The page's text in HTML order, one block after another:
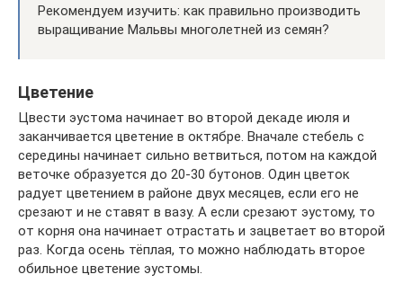
Рекомендуем изучить: как правильно производить
выращивание Мальвы многолетней из семян?
Цветение
Цвести эустома начинает во второй декаде июля и
заканчивается цветение в октябре. Вначале стебель с
середины начинает сильно ветвиться, потом на каждой
веточке образуется до 20-30 бутонов. Один цветок
радует цветением в районе двух месяцев, если его не
срезают и не ставят в вазу. А если срезают эустому, то
от корня она начинает отрастать и зацветает во второй
раз. Когда осень тёплая, то можно наблюдать второе
обильное цветение эустомы.